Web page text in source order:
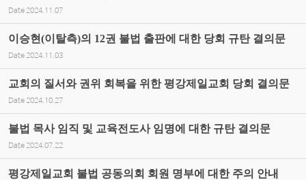
Date 2024.11.07
이승현(이탈측)의 12권 불법 출판에 대한 당회 규탄 결의문
Date 2024.11.03
교회의 질서와 권위 회복을 위한 평강제일교회 당회 결의문
Date 2024.10.27
불법 목사 임직 및 교육전도사 임명에 대한 규탄 결의문
Date 2024.07.22
평강제일교회 불법 공동의회 회원 명부에 대한 주의 안내